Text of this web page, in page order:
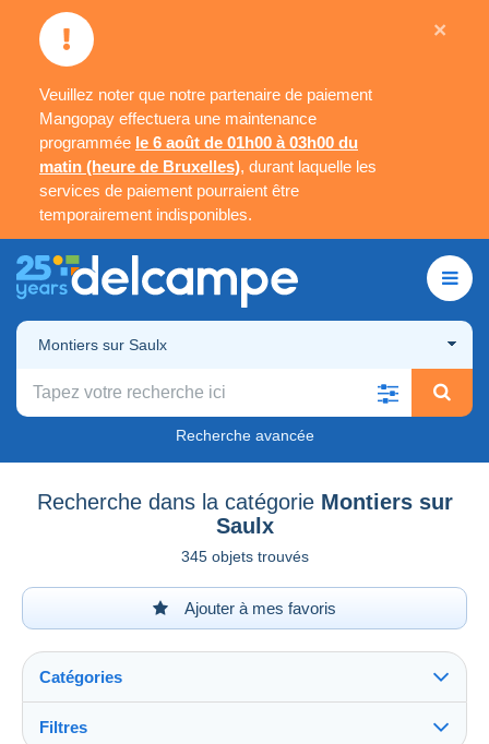
Veuillez noter que notre partenaire de paiement
Mangopay effectuera une maintenance
programmée le 6 août de 01h00 à 03h00 du
matin (heure de Bruxelles), durant laquelle les
services de paiement pourraient être
temporairement indisponibles.
×
Montiers sur Saulx
Recherche avancée
Recherche dans la catégorie Montiers sur
Saulx
345 objets trouvés
Ajouter à mes favoris
Catégories
Filtres